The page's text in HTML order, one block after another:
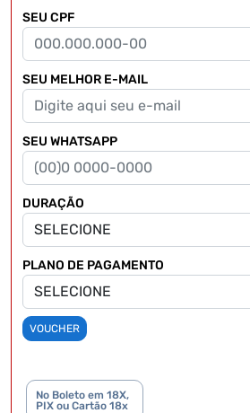
SEU CPF
SEU MELHOR E-MAIL
SEU WHATSAPP
DURAÇÃO
PLANO DE PAGAMENTO
VOUCHER
No Boleto em 18X,
PIX ou Cartão 18x